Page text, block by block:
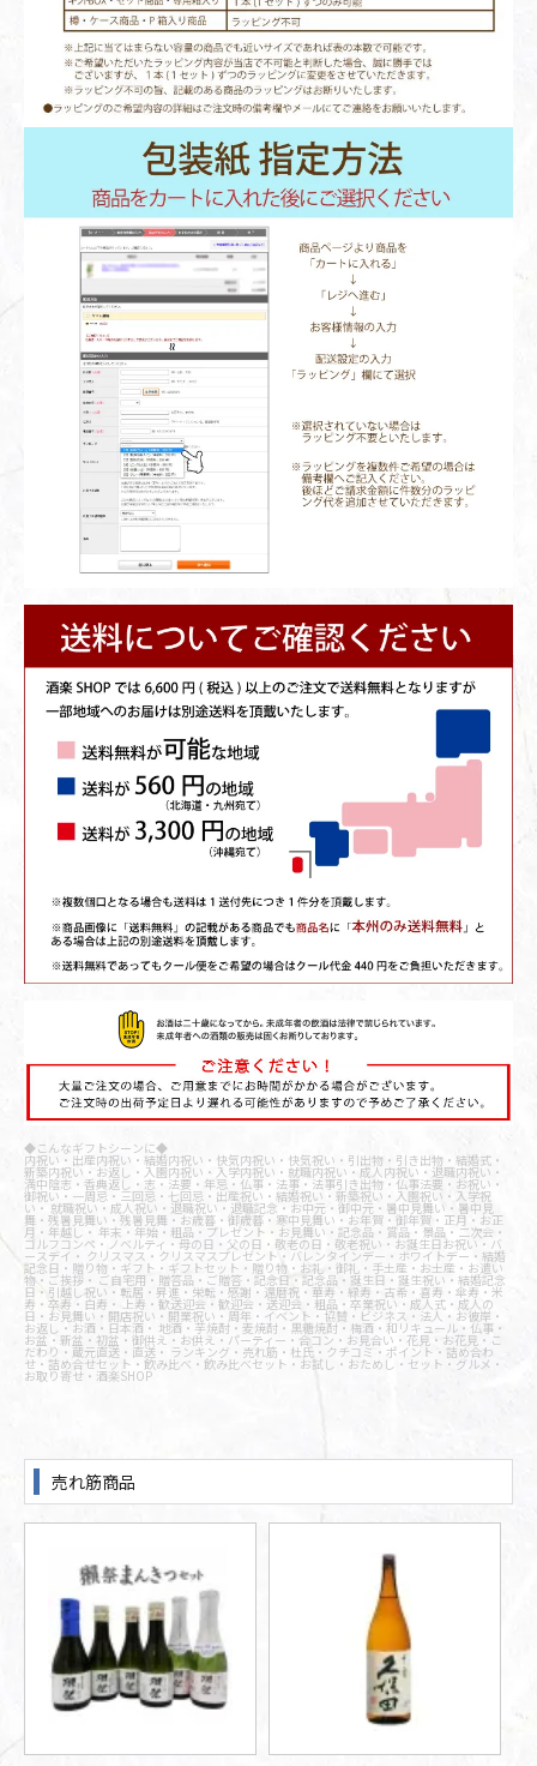
◆こんなギフトシーンに◆
内祝い・出産内祝い・結婚内祝い・快気内祝い・快気祝い・引出物・引き出物・結婚式・
新築内祝い・お返し・入園内祝い・入学内祝い・就職内祝い・成人内祝い・退職内祝い・
満中陰志・香典返し・志・法要・年忌・仏事・法事・法事引き出物・仏事法要・お祝い・
御祝い・一周忌・三回忌・七回忌・出産祝い・結婚祝い・新築祝い・入園祝い・入学祝
い・ 就職祝い・成人祝い・退職祝い・退職記念・お中元・御中元・暑中見舞い・暑中見
舞・残暑見舞い・残暑見舞・お歳暮・御歳暮・寒中見舞い・お年賀・御年賀・正月・お正
月・年越し・ 年末・年始・粗品・プレゼント・お見舞い・記念品・賞品・景品・二次会・
ゴルフコンペ・ノベルティ・母の日・父の日・敬老の日・敬老祝い・お誕生日お祝い・バ
ースデイ・ クリスマス・クリスマスプレゼント・バレンタインデー・ホワイトデー・結婚
記念日・贈り物・ギフト・ギフトセット・贈り物・お礼・御礼・手土産・お土産・お遣い
物・ご挨拶・ ご自宅用・贈答品・ご贈答・記念日・記念品・誕生日・誕生祝い・結婚記念
日・引越し祝い・転居・昇進・栄転・感謝・還暦祝・華寿・緑寿・古希・喜寿・傘寿・米
寿・卒寿・白寿・ 上寿・歓送迎会・歓迎会・送迎会・粗品・卒業祝い・成人式・成人の
日・お見舞い・開店祝い・開業祝い・周年・イベント・協賛・ビジネス・法人・お彼岸・
お返し・お酒・日本酒・ 地酒・芋焼酎・麦焼酎・黒糖焼酎・梅酒・和リキュール・仏事・
お盆・新盆・初盆・御供え・お供え・パーティー・合コン・お見合い・花見・お花見・こ
だわり・蔵元直送・直送・ ランキング・売れ筋・杜氏・クチコミ・ポイント・詰め合わ
せ・詰め合せセット・飲み比べ・飲み比べセット・お試し・おためし・セット・グルメ・
お取り寄せ・酒楽SHOP
売れ筋商品